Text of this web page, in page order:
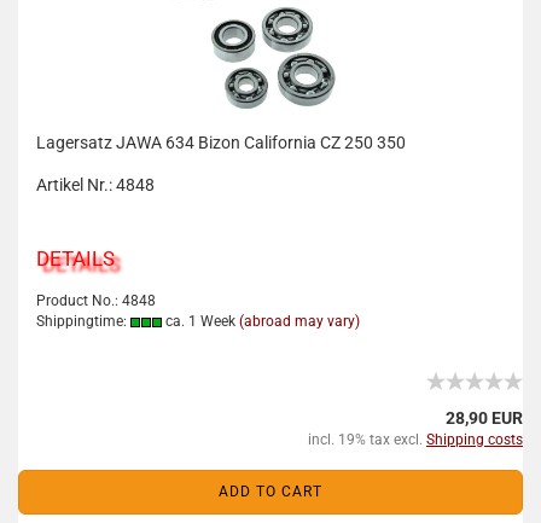
Lagersatz JAWA 634 Bizon California CZ 250 350
Artikel Nr.: 4848
DETAILS
Product No.: 4848
Shippingtime:
ca. 1 Week (abroad may vary)
28,90 EUR
incl. 19% tax excl. Shipping costs
ADD TO CART